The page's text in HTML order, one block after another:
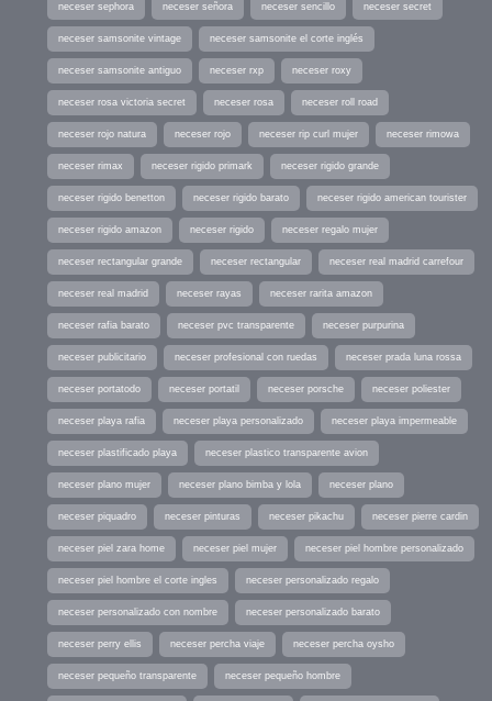
neceser sephora neceser señora neceser sencillo neceser secret
neceser samsonite vintage neceser samsonite el corte inglés
neceser samsonite antiguo neceser rxp neceser roxy
neceser rosa victoria secret neceser rosa neceser roll road
neceser rojo natura neceser rojo neceser rip curl mujer neceser rimowa
neceser rimax neceser rigido primark neceser rigido grande
neceser rigido benetton neceser rigido barato neceser rigido american tourister
neceser rigido amazon neceser rigido neceser regalo mujer
neceser rectangular grande neceser rectangular neceser real madrid carrefour
neceser real madrid neceser rayas neceser rarita amazon
neceser rafia barato neceser pvc transparente neceser purpurina
neceser publicitario neceser profesional con ruedas neceser prada luna rossa
neceser portatodo neceser portatil neceser porsche neceser poliester
neceser playa rafia neceser playa personalizado neceser playa impermeable
neceser plastificado playa neceser plastico transparente avion
neceser plano mujer neceser plano bimba y lola neceser plano
neceser piquadro neceser pinturas neceser pikachu neceser pierre cardin
neceser piel zara home neceser piel mujer neceser piel hombre personalizado
neceser piel hombre el corte ingles neceser personalizado regalo
neceser personalizado con nombre neceser personalizado barato
neceser perry ellis neceser percha viaje neceser percha oysho
neceser pequeño transparente neceser pequeño hombre